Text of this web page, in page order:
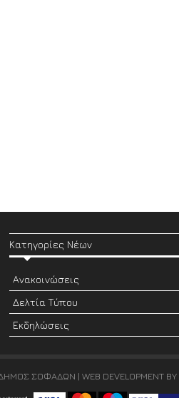
Κατηγορίες Νέων
Ανακοινώσεις
Δελτία Τύπου
Εκδηλώσεις
ΣΟΦΑΔΩΝ | WEB DEVELOPMENT BY